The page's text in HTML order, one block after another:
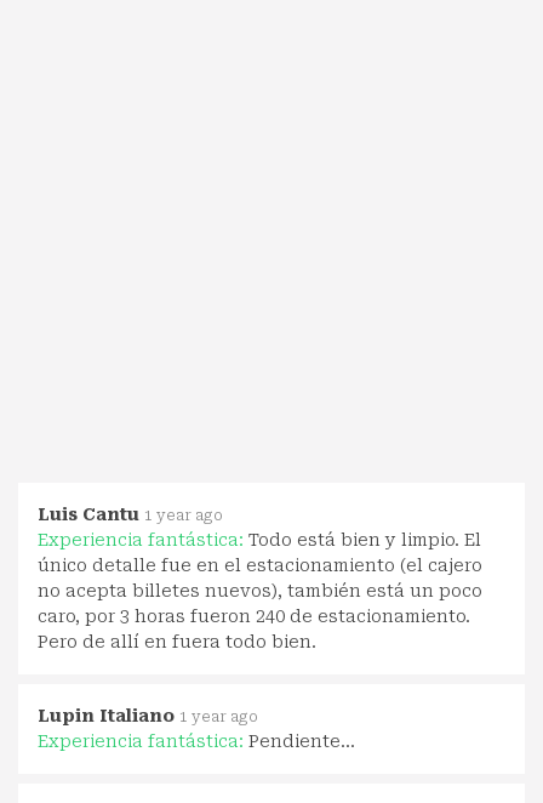
Luis Cantu 1 year ago
Experiencia fantástica: Todo está bien y limpio. El
único detalle fue en el estacionamiento (el cajero
no acepta billetes nuevos), también está un poco
caro, por 3 horas fueron 240 de estacionamiento.
Pero de allí en fuera todo bien.
Lupin Italiano 1 year ago
Experiencia fantástica: Pendiente...